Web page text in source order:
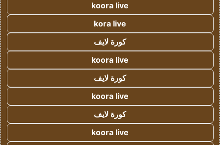
koora live
kora live
كورة لايف
koora live
كورة لايف
koora live
كورة لايف
koora live